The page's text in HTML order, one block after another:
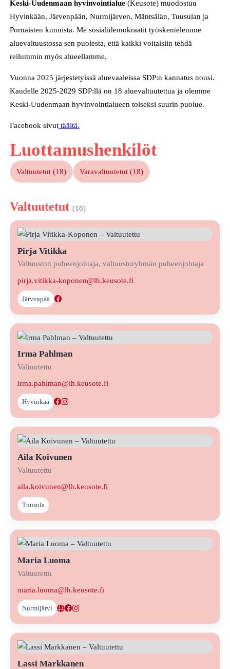
Keski-Uudenmaan hyvinvointialue(Keusote) muodostuu
Hyvinkään, Järvenpään, Nurmijärven, Mäntsälän, Tuusulan ja
Pornaisten kunnista. Me sosialidemokraatit työskentelemme
aluevaltuustossa sen puolesta, että kaikki voitaisiin tehdä
reilummin myös alueellamme.
Vuonna 2025 järjestetyissä aluevaaleissa SDP:n kannatus nousi.
Kaudelle 2025-2029 SDP:llä on 18 aluevaltuutettua ja olemme
Keski-Uudenmaan hyvinvointialueen toiseksi suurin puolue.
Facebook sivuttäältä.
Luottamushenkilöt
Valtuutetut (18) Varavaltuutetut (18)
Valtuutetut (18)
Pirja Vitikka
Valtuuston puheenjohtaja, valtuustoryhmän puheenjohtaja
pirja.vitikka-koponen@lh.keusote.fi
Järvenpää
Irma Pahlman
Valtuutettu
irma.pahlman@lh.keusote.fi
Hyvinkää
Aila Koivunen
Valtuutettu
aila.koivunen@lh.keusote.fi
Tuusula
Maria Luoma
Valtuutettu
maria.luoma@lh.keusote.fi
Nurmijärvi
Lassi Markkanen